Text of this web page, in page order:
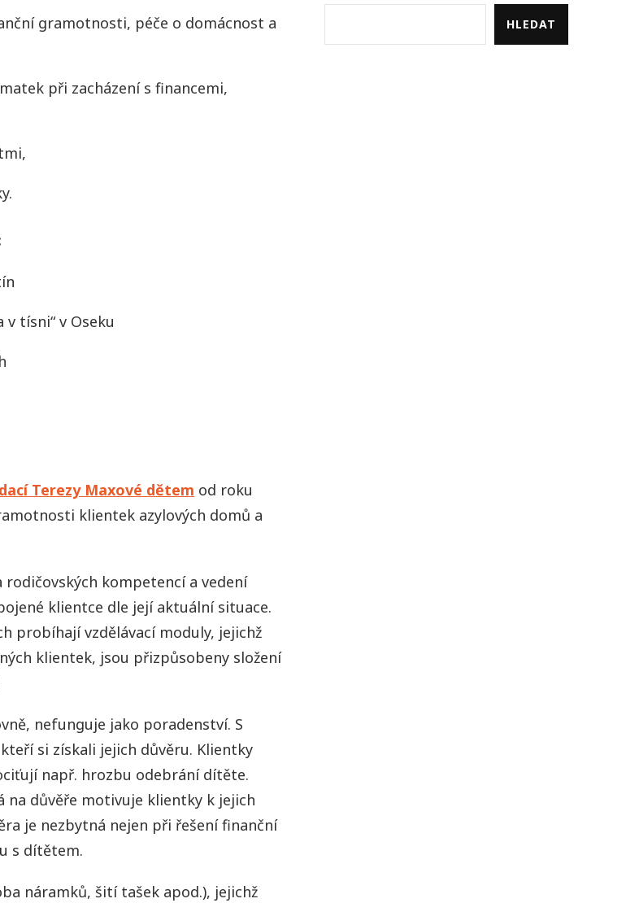
gramotnosti, péče o domácnost a
při zacházení s financemi,
tísni“ v Oseku
Terezy Maxové dětem od roku
klientek azylových domů a
kompetencí a vedení
klientce dle její aktuální situace.
probíhají vzdělávací moduly, jejichž
klientek, jsou přizpůsobeny složení
nefunguje jako poradenství. S
si získali jejich důvěru. Klientky
např. hrozbu odebrání dítěte.
na důvěře motivuje klientky k jejich
je nezbytná nejen při řešení finanční
s dítětem.
náramků, šití tašek apod.), jejichž
HLEDAT